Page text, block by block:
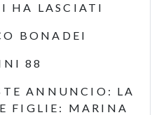
HA LASCIATI
BONADEI
88
ANNUNCIO: LA
FIGLIE: MARINA